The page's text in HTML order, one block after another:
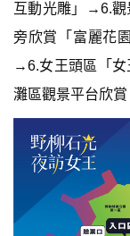
互動光雕」→6.觀
旁欣賞「富麗花
→6.女王頭區「
灘區觀景平台欣